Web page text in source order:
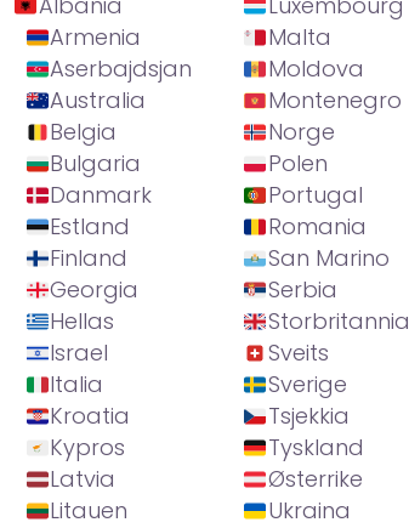
Armenia
Aserbajdsjan
Australia
Belgia
Bulgaria
Danmark
Estland
Finland
Georgia
Hellas
Israel
Italia
Kroatia
Kypros
Latvia
Litauen
Malta
Moldova
Montenegro
Norge
Polen
Portugal
Romania
San Marino
Serbia
Storbritannia
Sveits
Sverige
Tsjekkia
Tyskland
Østerrike
Ukraina